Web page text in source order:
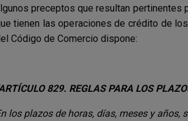
preceptos que resultan pertinentes
tienen las operaciones de crédito de
Código de Comercio dispone:
829. REGLAS PARA LOS
los plazos de horas, días, meses y